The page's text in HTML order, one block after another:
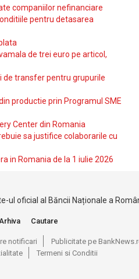
companiilor nefinanciare
pentru detasarea
de trei euro pe articol,
de transfer pentru grupurile
productie prin Programul SME
Center din Romania
sa justifice colaborarile cu
in Romania de la 1 iulie 2026
ul oficial al Băncii Naționale a
Cautare
notificari Publicitate pe
Termeni si Conditii